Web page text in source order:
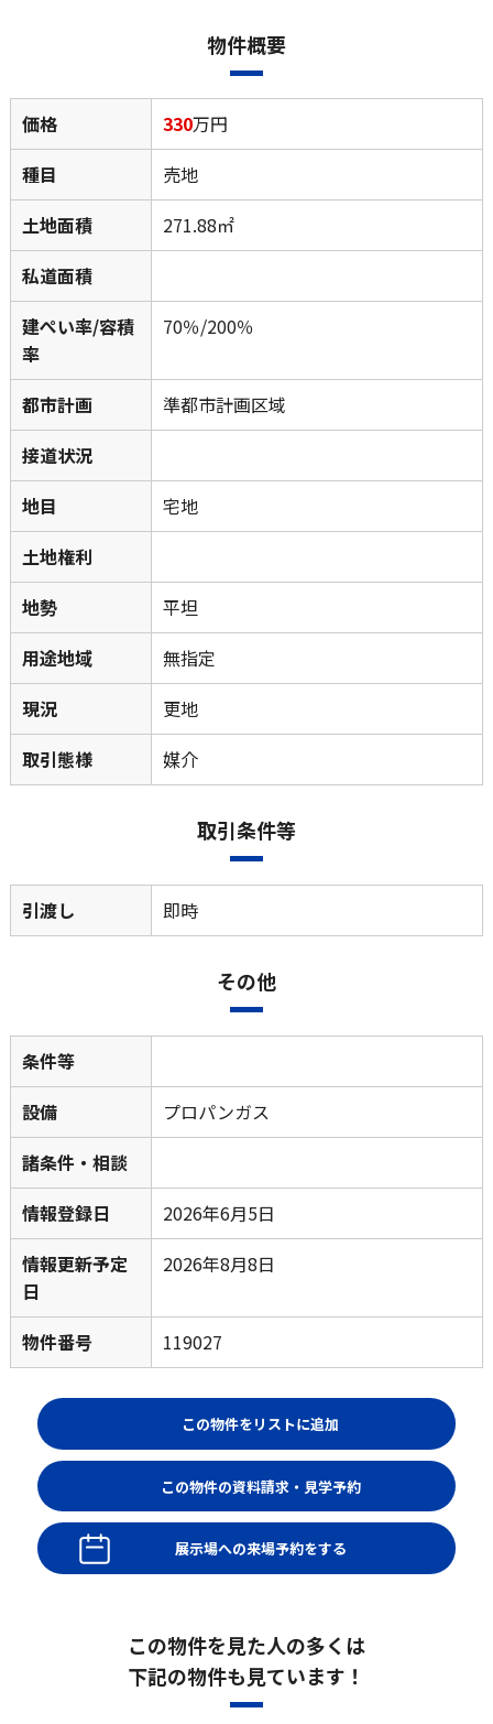
物件概要
価格 330万円
種目
売地
土地面積
271.88㎡
私道面積
建ぺい率/容積
率
70％/200％
都市計画
準都市計画区域
接道状況
地目
宅地
土地権利
地勢
平坦
用途地域
無指定
現況
更地
取引態様
媒介
取引条件等
引渡し 即時
その他
条件等
設備
プロパンガス
諸条件・相談
情報登録日
2026年6月5日
情報更新予定
日
2026年8月8日
物件番号 119027
展示場への来場予約をする
この物件を見た人の多くは
下記の物件も見ています！